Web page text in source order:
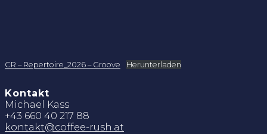
CR – Repertoire_2026 – Groove Herunterladen
Kontakt
Michael Kass
+43 660 40 217 88
kontakt@coffee-rush.at